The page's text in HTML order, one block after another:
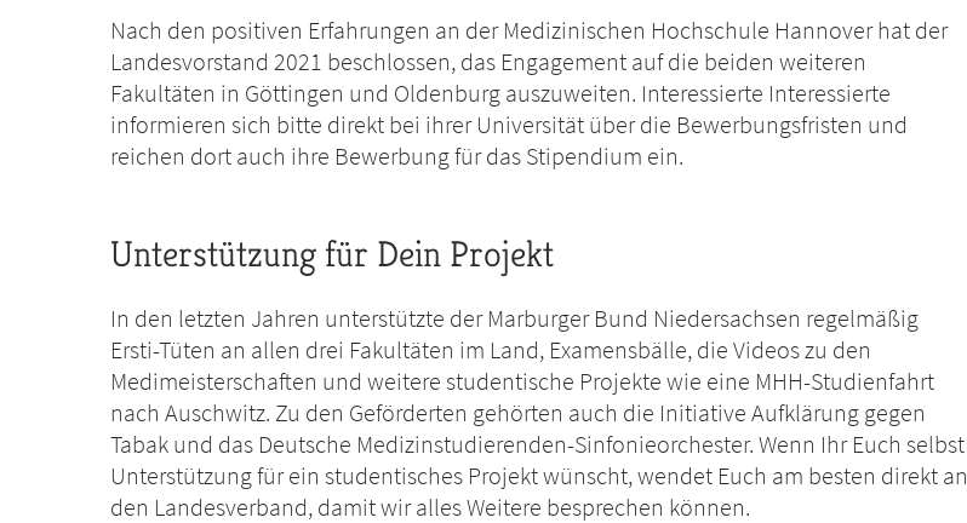
Nach den positiven Erfahrungen an der Medizinischen Hochschule Hannover hat der
Landesvorstand 2021 beschlossen, das Engagement auf die beiden weiteren
Fakultäten in Göttingen und Oldenburg auszuweiten. Interessierte Interessierte
informieren sich bitte direkt bei ihrer Universität über die Bewerbungsfristen und
reichen dort auch ihre Bewerbung für das Stipendium ein.
Unterstützung für Dein Projekt
In den letzten Jahren unterstützte der Marburger Bund Niedersachsen regelmäßig
Ersti-Tüten an allen drei Fakultäten im Land, Examensbälle, die Videos zu den
Medimeisterschaften und weitere studentische Projekte wie eine MHH-Studienfahrt
nach Auschwitz. Zu den Geförderten gehörten auch die Initiative Aufklärung gegen
Tabak und das Deutsche Medizinstudierenden-Sinfonieorchester. Wenn Ihr Euch selbst
Unterstützung für ein studentisches Projekt wünscht, wendet Euch am besten direkt an
den Landesverband, damit wir alles Weitere besprechen können.